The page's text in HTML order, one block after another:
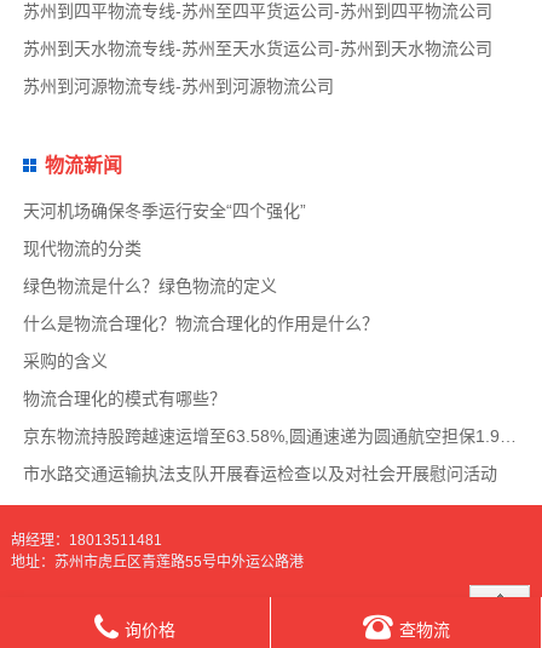
苏州到四平物流专线-苏州至四平货运公司-苏州到四平物流公司
苏州到天水物流专线-苏州至天水货运公司-苏州到天水物流公司
苏州到河源物流专线-苏州到河源物流公司
物流新闻
天河机场确保冬季运行安全“四个强化”
现代物流的分类
绿色物流是什么？绿色物流的定义
什么是物流合理化？物流合理化的作用是什么？
采购的含义
物流合理化的模式有哪些？
市水路交通运输执法支队开展春运检查以及对社会开展慰问活动
胡经理：18013511481
地址：苏州市虎丘区青莲路55号中外运公路港
询价格 查物流